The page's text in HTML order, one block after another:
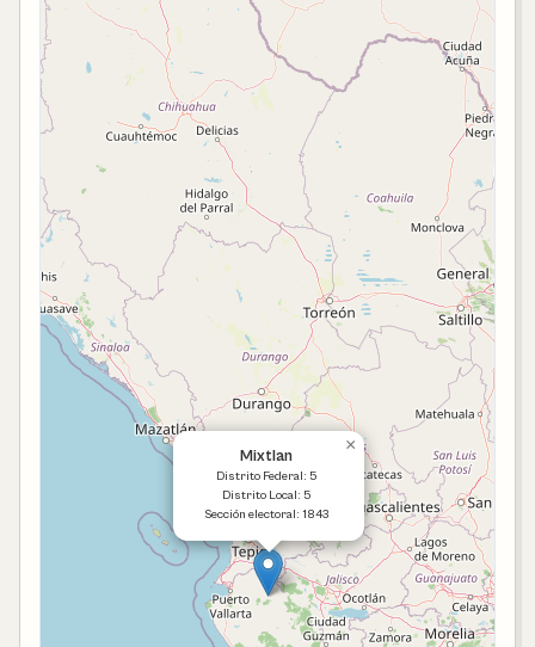
Mixtlan
Distrito Federal: 5
Distrito Local: 5
Sección electoral: 1843
×